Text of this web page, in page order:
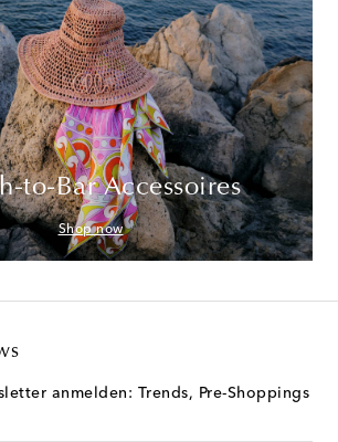
to-Bar Accessoires
Shop now
anmelden: Trends, Pre-Shoppings